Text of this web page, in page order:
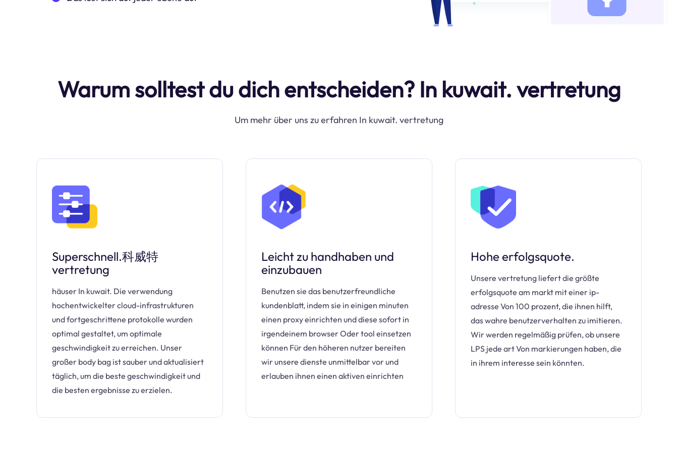
Warum solltest du dich entscheiden? In kuwait. vertretung
Um mehr über uns zu erfahren In kuwait. vertretung
Superschnell.科威特
vertretung
häuser In kuwait. Die verwendung
hochentwickelter cloud-infrastrukturen
und fortgeschrittene protokolle wurden
optimal gestaltet, um optimale
geschwindigkeit zu erreichen. Unser
großer body bag ist sauber und aktualisiert
täglich, um die beste geschwindigkeit und
die besten ergebnisse zu erzielen.
Leicht zu handhaben und
einzubauen
Benutzen sie das benutzerfreundliche
kundenblatt, indem sie in einigen minuten
einen proxy einrichten und diese sofort in
irgendeinem browser Oder tool einsetzen
können Für den höheren nutzer bereiten
wir unsere dienste unmittelbar vor und
erlauben ihnen einen aktiven einrichten
Hohe erfolgsquote.
Unsere vertretung liefert die größte
erfolgsquote am markt mit einer ip-
adresse Von 100 prozent, die ihnen hilft,
das wahre benutzerverhalten zu imitieren.
Wir werden regelmäßig prüfen, ob unsere
LPS jede art Von markierungen haben, die
in ihrem interesse sein könnten.